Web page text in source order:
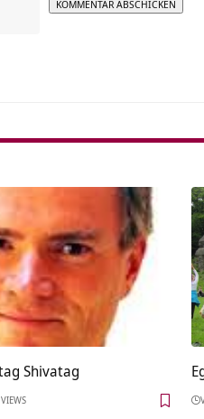
Shivatag